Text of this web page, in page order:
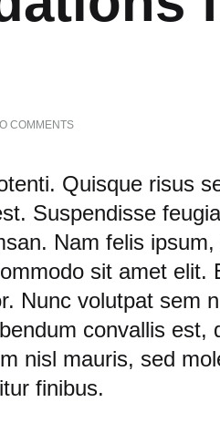
COMMENTSON
LIGHTWEIGHT
FOUNDATIONS
FOR
FLAWLESS
SKIN
Quisque risus
Suspendisse
Nam felis
sit amet elit.
Nunc volutpat sem
convallis est,
nisl mauris, sed
finibus.